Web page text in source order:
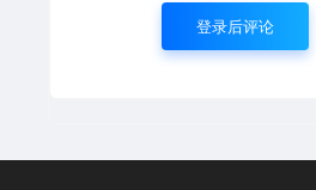
登录后评论